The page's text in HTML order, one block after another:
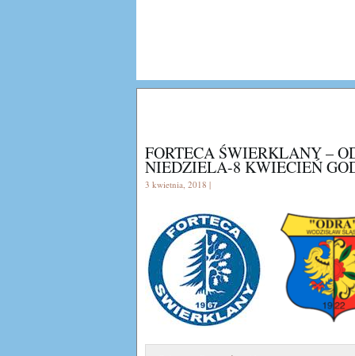
FORTECA ŚWIERKLANY –
NIEDZIELA-8 KWIECIEŃ
3 kwietnia, 2018 |